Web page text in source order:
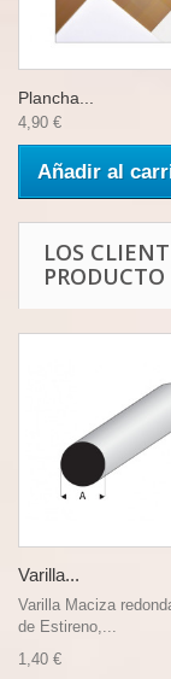
Plancha...
4,90 €
Añadir al
LOS
Varilla...
Varilla Maciza
de Estireno,...
1,40 €